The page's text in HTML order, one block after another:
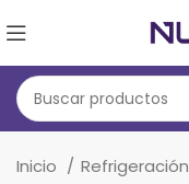
Inicio Refrigeración